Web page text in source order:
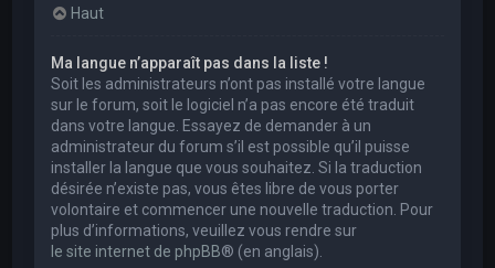
Haut
Ma langue n’apparaît pas dans la liste !
Soit les administrateurs n’ont pas installé votre langue
sur le forum, soit le logiciel n’a pas encore été traduit
dans votre langue. Essayez de demander à un
administrateur du forum s’il est possible qu’il puisse
installer la langue que vous souhaitez. Si la traduction
désirée n’existe pas, vous êtes libre de vous porter
volontaire et commencer une nouvelle traduction. Pour
plus d’informations, veuillez vous rendre sur
le site internet de phpBB® (en anglais).